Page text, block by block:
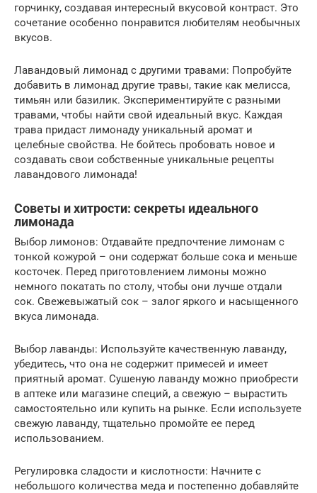
горчинку, создавая интересный вкусовой контраст. Это
сочетание особенно понравится любителям необычных
вкусов.
Лавандовый лимонад с другими травами: Попробуйте
добавить в лимонад другие травы, такие как мелисса,
тимьян или базилик. Экспериментируйте с разными
травами, чтобы найти свой идеальный вкус. Каждая
трава придаст лимонаду уникальный аромат и
целебные свойства. Не бойтесь пробовать новое и
создавать свои собственные уникальные рецепты
лавандового лимонада!
Советы и хитрости: секреты идеального
лимонада
Выбор лимонов: Отдавайте предпочтение лимонам с
тонкой кожурой – они содержат больше сока и меньше
косточек. Перед приготовлением лимоны можно
немного покатать по столу, чтобы они лучше отдали
сок. Свежевыжатый сок – залог яркого и насыщенного
вкуса лимонада.
Выбор лаванды: Используйте качественную лаванду,
убедитесь, что она не содержит примесей и имеет
приятный аромат. Сушеную лаванду можно приобрести
в аптеке или магазине специй, а свежую – вырастить
самостоятельно или купить на рынке. Если используете
свежую лаванду, тщательно промойте ее перед
использованием.
Регулировка сладости и кислотности: Начните с
небольшого количества меда и постепенно добавляйте